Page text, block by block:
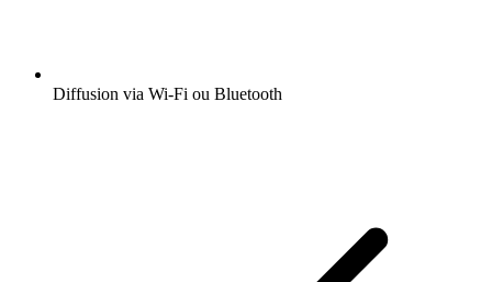
Diffusion via Wi-Fi ou Bluetooth